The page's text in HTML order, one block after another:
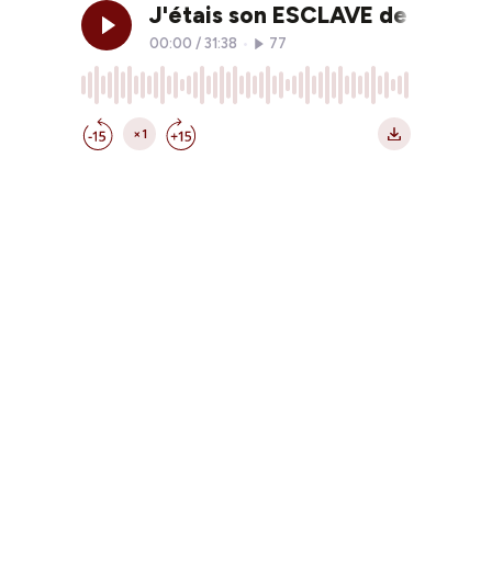
J'étais son ESCLAVE de Lydia
00:00 / 31:38 77
×1